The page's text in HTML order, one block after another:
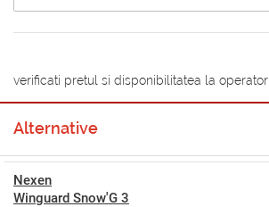
verificati pretul si disponibilitatea la operator
Alternative
Nexen
Winguard Snow'G 3